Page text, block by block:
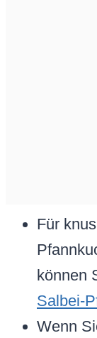
Für
können
Salbei-
Wenn